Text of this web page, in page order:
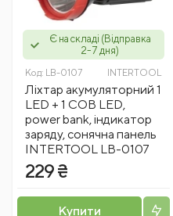
Є на складі (Відправка
2-7 дня)
Код: LB-0107 INTERTOOL
Ліхтар акумуляторний 1
LED + 1 COB LED,
power bank, індикатор
заряду, сонячна панель
INTERTOOL LB-0107
229 ₴
Купити